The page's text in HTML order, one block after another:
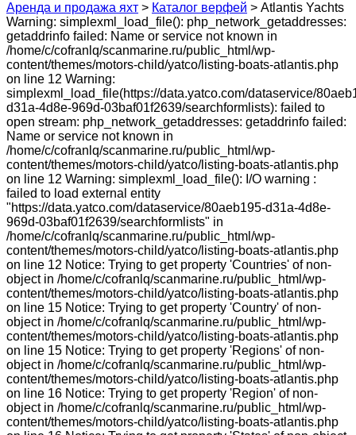
Аренда и продажа яхт > Каталог верфей > Atlantis Yachts
Warning: simplexml_load_file(): php_network_getaddresses:
getaddrinfo failed: Name or service not known in
/home/c/cofranlq/scanmarine.ru/public_html/wp-
content/themes/motors-child/yatco/listing-boats-atlantis.php
on line 12 Warning:
simplexml_load_file(https://data.yatco.com/dataservice/
d31a-4d8e-969d-03baf01f2639/searchformlists): failed to
open stream: php_network_getaddresses: getaddrinfo failed:
Name or service not known in
/home/c/cofranlq/scanmarine.ru/public_html/wp-
content/themes/motors-child/yatco/listing-boats-atlantis.php
on line 12 Warning: simplexml_load_file(): I/O warning :
failed to load external entity
"https://data.yatco.com/dataservice/80aeb195-d31a-4d8e-
969d-03baf01f2639/searchformlists" in
/home/c/cofranlq/scanmarine.ru/public_html/wp-
content/themes/motors-child/yatco/listing-boats-atlantis.php
on line 12 Notice: Trying to get property 'Countries' of non-
object in /home/c/cofranlq/scanmarine.ru/public_html/wp-
content/themes/motors-child/yatco/listing-boats-atlantis.php
on line 15 Notice: Trying to get property 'Country' of non-
object in /home/c/cofranlq/scanmarine.ru/public_html/wp-
content/themes/motors-child/yatco/listing-boats-atlantis.php
on line 15 Notice: Trying to get property 'Regions' of non-
object in /home/c/cofranlq/scanmarine.ru/public_html/wp-
content/themes/motors-child/yatco/listing-boats-atlantis.php
on line 16 Notice: Trying to get property 'Region' of non-
object in /home/c/cofranlq/scanmarine.ru/public_html/wp-
content/themes/motors-child/yatco/listing-boats-atlantis.php